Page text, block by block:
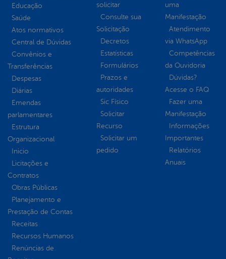
Educação
Saúde
Atos normativos
Central de Dúvidas
Convênios e
Transferências
Despesas
Diárias
Emendas
parlamentares
Estrutura
Organizacional
Inicio
Licitações e
Contratos
Obras Públicas
Planejamento e
Prestação de Contas
Receitas
Recursos Humanos
Renúncias de
solicitar
Consulte sua
Solicitação
Decretos
Estatísticas
Formulários
Prazos e
autoridades
Sic Físico
Solicitar
Recurso
Solicitar um
pedido
uma
Manifestação
Atendimento
via WhatsApp
Competências
da Ouvidoria
Dúvidas?
Acesse o FAQ
Fazer uma
Manifestação
Informações
Importantes
Relatórios
Anuais